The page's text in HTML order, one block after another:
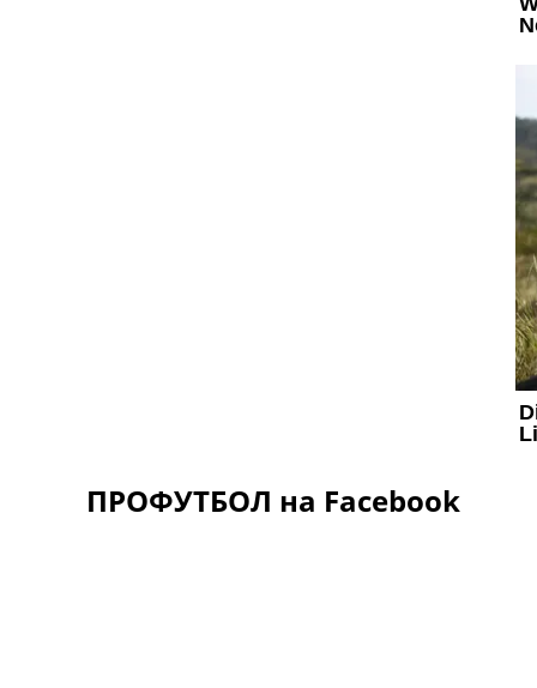
ПРОФУТБОЛ на Facebook